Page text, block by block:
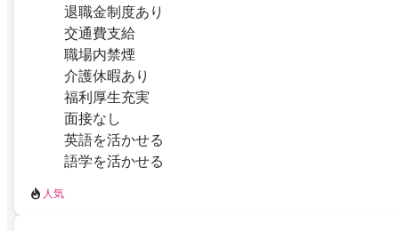
退職金制度あり
交通費支給
職場内禁煙
介護休暇あり
福利厚生充実
面接なし
英語を活かせる
語学を活かせる
人気